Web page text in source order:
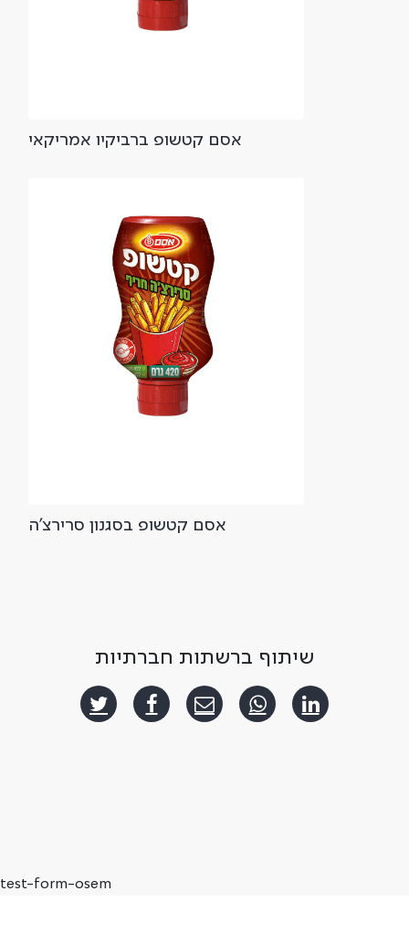
אסם קטשופ ברביקיו אמריקאי
אסם קטשופ בסגנון סרירצ'ה
שיתוף ברשתות חברתיות
test-form-osem